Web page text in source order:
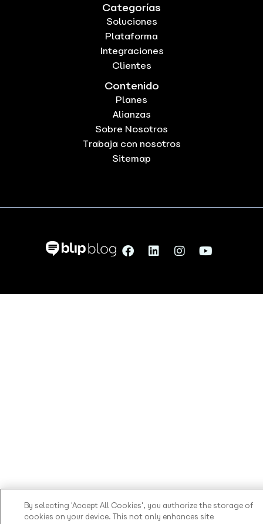
Categorías
Soluciones
Plataforma
Integraciones
Clientes
Contenido
Planes
Alianzas
Sobre Nosotros
Trabaja con nosotros
Sitemap
By selecting 'Accept All Cookies', you authorize the storage of
cookies on your device. This not only enhances site